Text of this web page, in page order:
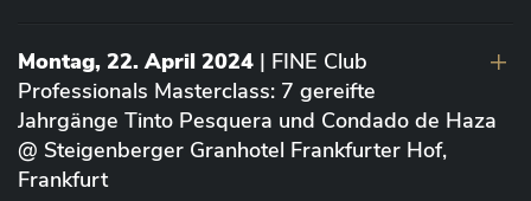
Montag, 22. April 2024 | FINE Club
Professionals Masterclass: 7 gereifte
Jahrgänge Tinto Pesquera und Condado de Haza
@ Steigenberger Granhotel Frankfurter Hof,
Frankfurt